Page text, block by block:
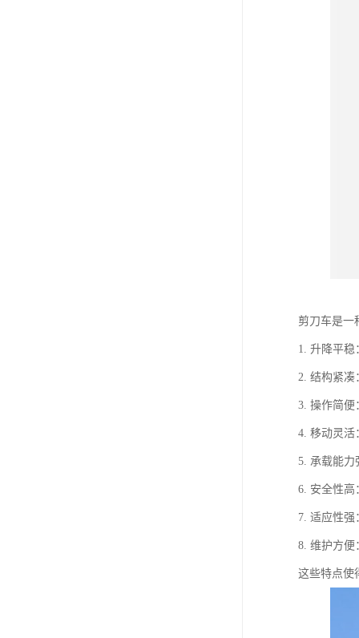
剪刀车是一
1. 升降平稳
2. 结构紧凑
3. 操作简便
4. 移动灵活
5. 承载能力
6. 安全性高
7. 适应性强
8. 维护方便
这些特点使